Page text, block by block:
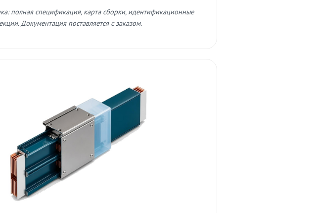
полная спецификация, карта сборки, идентификационные
Документация поставляется с заказом.